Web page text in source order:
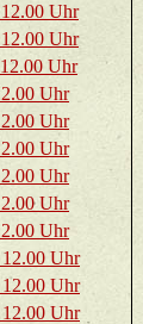
Uhr
Uhr
Uhr
Uhr
Uhr
Uhr
Uhr
Uhr
Uhr
Uhr
Uhr
Uhr